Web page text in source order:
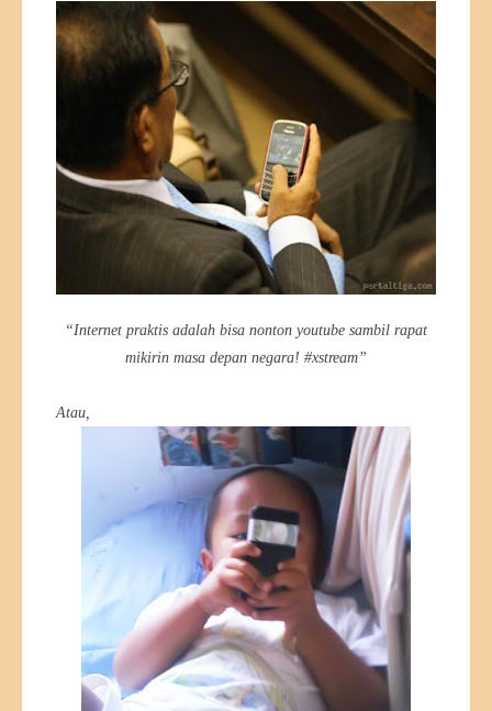
“Internet praktis adalah bisa nonton youtube sambil rapat
mikirin masa depan negara! #xstream”
Atau,